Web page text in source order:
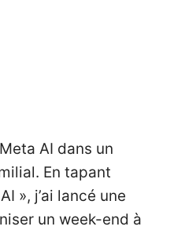
AI dans un
En tapant
», j’ai lancé une
un week-end à